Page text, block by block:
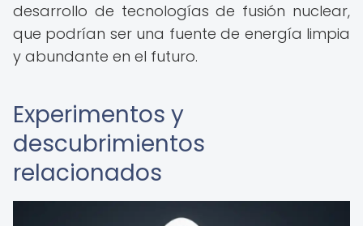
desarrollo de tecnologías de fusión nuclear,
que podrían ser una fuente de energía limpia
y abundante en el futuro.
Experimentos y
descubrimientos
relacionados